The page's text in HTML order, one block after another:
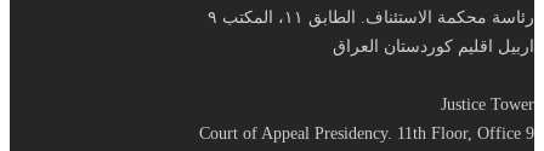
رئاسة محكمة الاستئناف. الطابق ١١، المكتب ٩
اربيل اقليم كوردستان العراق
Justice Tower
Court of Appeal Presidency. 11th Floor, Office 9